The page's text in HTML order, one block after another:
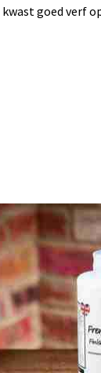
goed verf